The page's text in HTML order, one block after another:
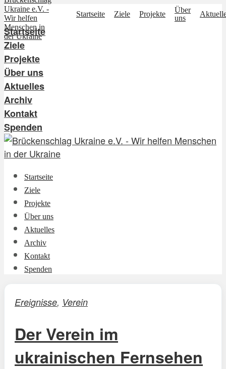
Startseite Ziele Projekte
Über
uns
Startseite
Ziele
Projekte
Über uns
Aktuelles
Archiv
Kontakt
Spenden
Startseite
Ziele
Projekte
Über uns
Aktuelles
Archiv
Kontakt
Spenden
Ereignisse, Verein
Der Verein im
ukrainischen Fernsehen